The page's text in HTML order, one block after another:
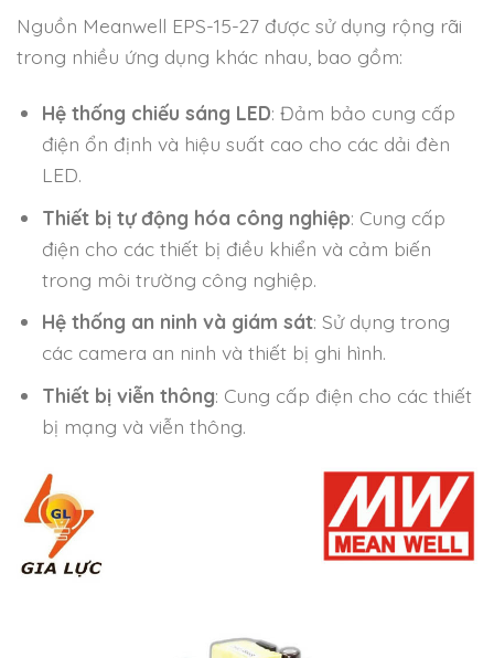
Nguồn Meanwell EPS-15-27 được sử dụng rộng rãi
trong nhiều ứng dụng khác nhau, bao gồm:
Hệ thống chiếu sáng LED: Đảm bảo cung cấp
điện ổn định và hiệu suất cao cho các dải đèn
LED.
Thiết bị tự động hóa công nghiệp: Cung cấp
điện cho các thiết bị điều khiển và cảm biến
trong môi trường công nghiệp.
Hệ thống an ninh và giám sát: Sử dụng trong
các camera an ninh và thiết bị ghi hình.
Thiết bị viễn thông: Cung cấp điện cho các thiết
bị mạng và viễn thông.